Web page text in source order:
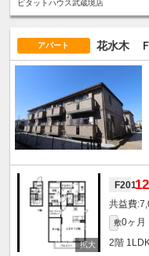
ピタットハウス武蔵境店
アパート 花水木
F201
敷0ヶ月
2階